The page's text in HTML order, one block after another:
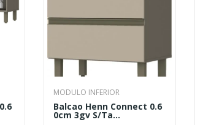
MODULO INFERIOR
Balcao Henn Connect 0.6
0cm 3gv S/Ta...